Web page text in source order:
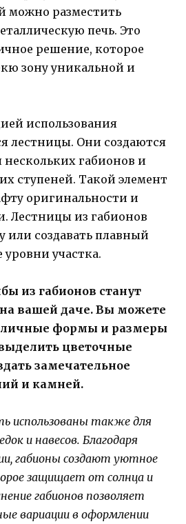
можно разместить
печь. Это
решение, которое
зону уникальной и
использования
лестницы. Они создаются
габионов и
ступеней. Такой элемент
оригинальности и
Лестницы из габионов
или создавать плавный
участка.
из габионов станут
вашей даче. Вы можете
формы и размеры
цветочные
замечательное
и камней.
использованы также для
и навесов. Благодаря
габионы создают уютное
защищает от солнца и
габионов позволяет
вариации в оформлении